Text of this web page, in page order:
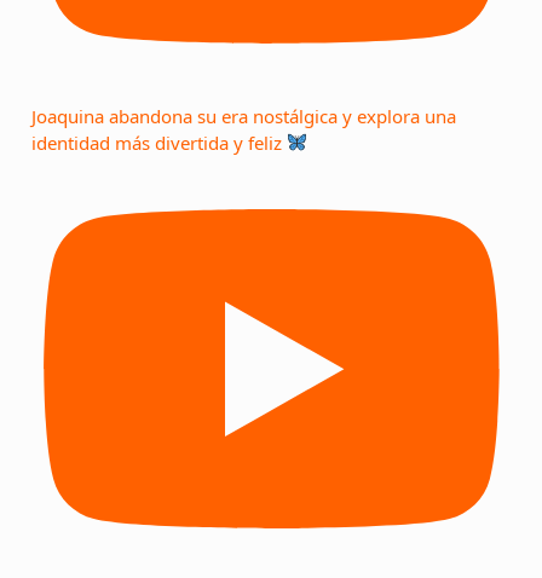
Joaquina abandona su era nostálgica y explora una
identidad más divertida y feliz